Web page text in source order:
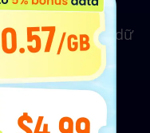
thị trường và dữ